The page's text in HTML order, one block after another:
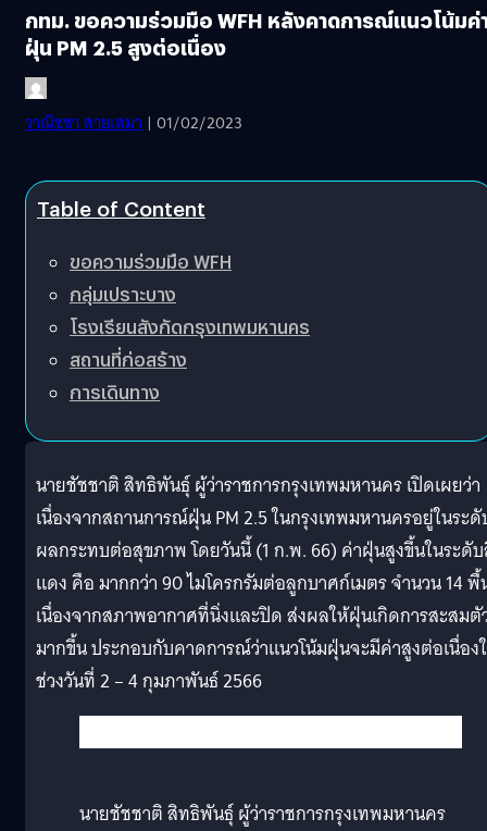
กทม. ขอความร่วมมือ WFH หลังคาดการณ์แนวโน้มค่
ฝุ่น PM 2.5 สูงต่อเนื่อง
วาณิชชา สายเสมา | 01/02/2023
Table of Content
ขอความร่วมมือ WFH
กลุ่มเปราะบาง
โรงเรียนสังกัดกรุงเทพมหานคร
สถานที่ก่อสร้าง
การเดินทาง
นายชัชชาติ สิทธิพันธุ์ ผู้ว่าราชการกรุงเทพมหานคร เปิดเผยว่า
เนื่องจากสถานการณ์ฝุ่น PM 2.5 ในกรุงเทพมหานครอยู่ในระ
ผลกระทบต่อสุขภาพ โดยวันนี้ (1 ก.พ. 66) ค่าฝุ่นสูงขึ้นในระดั
แดง คือ มากกว่า 90 ไมโครกรัมต่อลูกบาศก์เมตร จำนวน 14
เนื่องจากสภาพอากาศที่นิ่งและปิด ส่งผลให้ฝุ่นเกิดการสะสมตั
มากขึ้น ประกอบกับคาดการณ์ว่าแนวโน้มฝุ่นจะมีค่าสูงต่อเนื่อง
ช่วงวันที่ 2 – 4 กุมภาพันธ์ 2566
นายชัชชาติ สิทธิพันธุ์ ผู้ว่าราชการกรุงเทพมหานคร